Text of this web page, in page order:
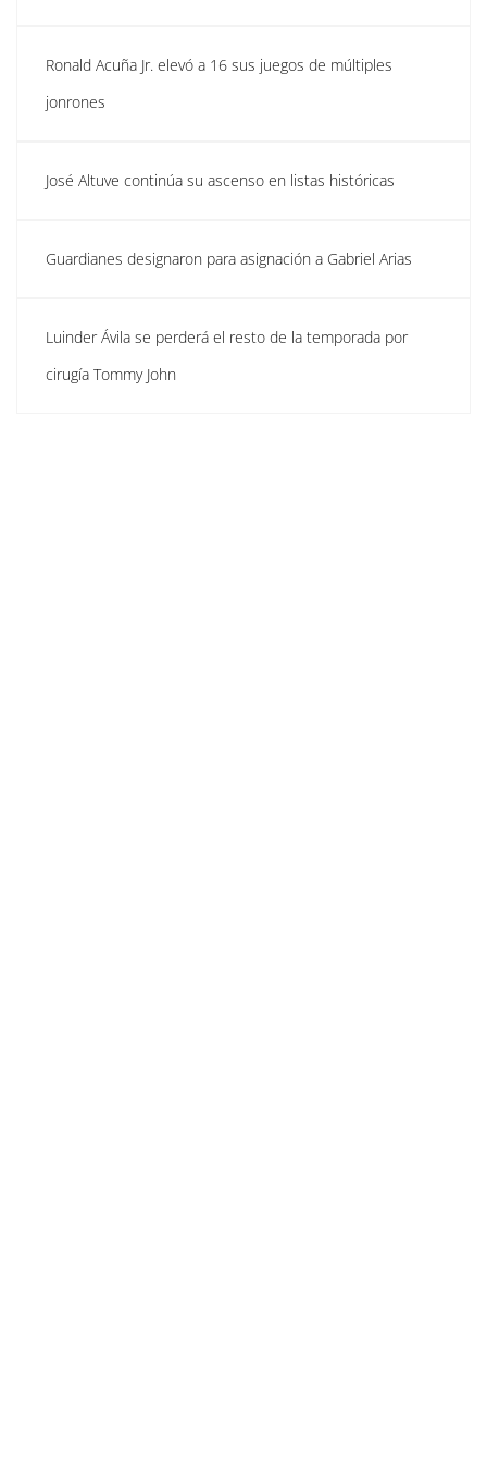
Ronald Acuña Jr. elevó a 16 sus juegos de múltiples
jonrones
José Altuve continúa su ascenso en listas históricas
Guardianes designaron para asignación a Gabriel Arias
Luinder Ávila se perderá el resto de la temporada por
cirugía Tommy John